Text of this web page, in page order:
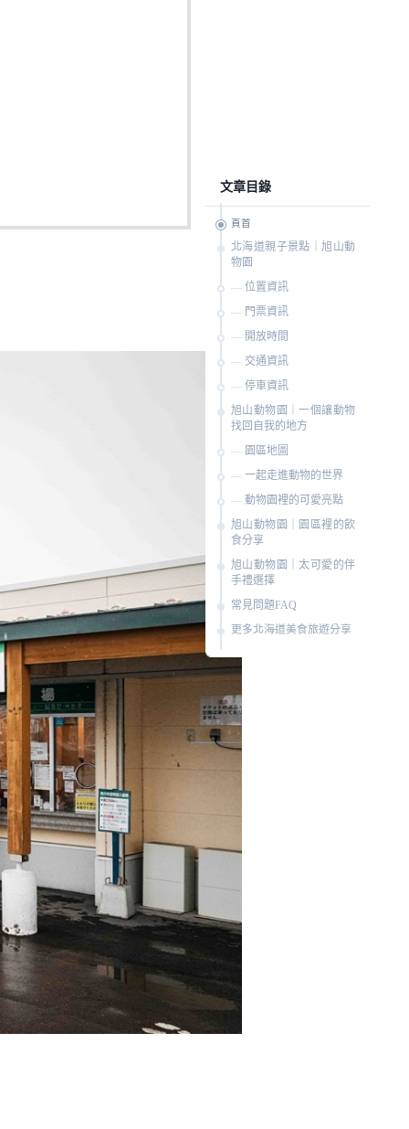
文章目錄
頁首
北海道親子景點｜旭山動
物園
位置資訊
門票資訊
開放時間
交通資訊
停車資訊
旭山動物園｜一個讓動物
找回自我的地方
園區地圖
一起走進動物的世界
動物園裡的可愛亮點
旭山動物園｜園區裡的飲
食分享
旭山動物園｜太可愛的伴
手禮選擇
常見問題FAQ
更多北海道美食旅遊分享